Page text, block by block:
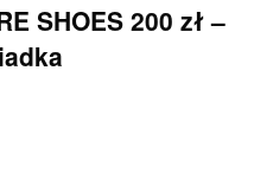
SHOES 200 zł –